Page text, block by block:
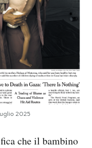
2025
che il bambino